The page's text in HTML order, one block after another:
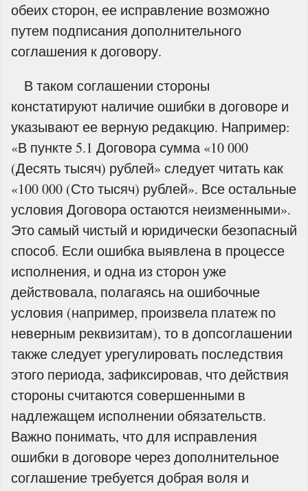
обеих сторон, ее исправление возможно
путем подписания дополнительного
соглашения к договору.
В таком соглашении стороны
констатируют наличие ошибки в договоре и
указывают ее верную редакцию. Например:
«В пункте 5.1 Договора сумма «10 000
(Десять тысяч) рублей» следует читать как
«100 000 (Сто тысяч) рублей». Все остальные
условия Договора остаются неизменными».
Это самый чистый и юридически безопасный
способ. Если ошибка выявлена в процессе
исполнения, и одна из сторон уже
действовала, полагаясь на ошибочные
условия (например, произвела платеж по
неверным реквизитам), то в допсоглашении
также следует урегулировать последствия
этого периода, зафиксировав, что действия
стороны считаются совершенными в
надлежащем исполнении обязательств.
Важно понимать, что для исправления
ошибки в договоре через дополнительное
соглашение требуется добрая воля и